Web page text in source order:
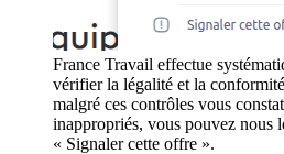
France Travail effectue
vérifier la légalité et la
malgré ces contrôles vous
inappropriés, vous pouvez nous
« Signaler cette offre ».